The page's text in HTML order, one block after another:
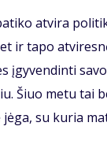
at­vi­ra
ir ta­po
įgy­ven­din­ti
Šiuo me­tu tai
su ku­ria